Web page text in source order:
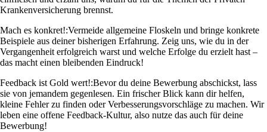
Krankenversicherung brennst.
Mach es konkret!:Vermeide allgemeine Floskeln und bringe konkrete
Beispiele aus deiner bisherigen Erfahrung. Zeig uns, wie du in der
Vergangenheit erfolgreich warst und welche Erfolge du erzielt hast –
das macht einen bleibenden Eindruck!
Feedback ist Gold wert!:Bevor du deine Bewerbung abschickst, lass
sie von jemandem gegenlesen. Ein frischer Blick kann dir helfen,
kleine Fehler zu finden oder Verbesserungsvorschläge zu machen. Wir
leben eine offene Feedback-Kultur, also nutze das auch für deine
Bewerbung!